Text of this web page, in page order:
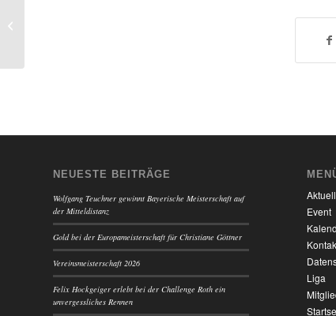
NEUESTE BEITRÄGE
Wolfgang Teuchner gewinnt Bayerische Meisterschaft auf
der Mitteldistanz
Gold bei der Europameisterschaft für Christiane Göttner
Vereinsmeisterschaft 2026
Felix Hockgeiger erlebt bei der Challenge Roth ein
unvergessliches Rennen
Event
Liga